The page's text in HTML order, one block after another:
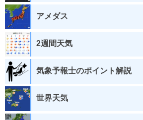
アメダス
2週間天気
気象予報士のポイント解説
世界天気